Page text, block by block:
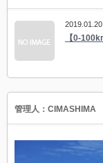
2019.01.20
【0-
管理人：CIMASHIMA